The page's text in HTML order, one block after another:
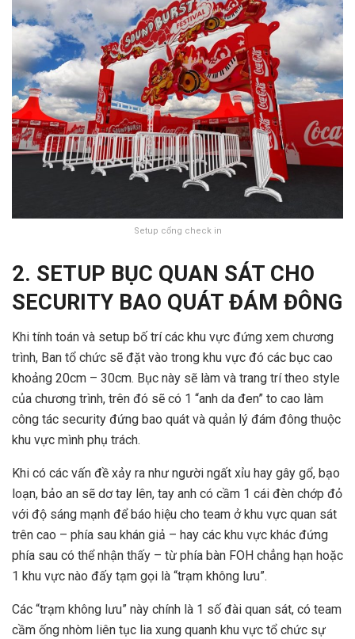
Setup cổng check in
2. SETUP BỤC QUAN SÁT CHO
SECURITY BAO QUÁT ĐÁM ĐÔNG
Khi tính toán và setup bố trí các khu vực đứng xem chương
trình, Ban tổ chức sẽ đặt vào trong khu vực đó các bục cao
khoảng 20cm – 30cm. Bục này sẽ làm và trang trí theo style
của chương trình, trên đó sẽ có 1 “anh da đen” to cao làm
công tác security đứng bao quát và quản lý đám đông thuộc
khu vực mình phụ trách.
Khi có các vấn đề xảy ra như người ngất xỉu hay gây gổ, bạo
loạn, bảo an sẽ dơ tay lên, tay anh có cầm 1 cái đèn chớp đỏ
với độ sáng mạnh để báo hiệu cho team ở khu vực quan sát
trên cao – phía sau khán giả – hay các khu vực khác đứng
phía sau có thể nhận thấy – từ phía bàn FOH chẳng hạn hoặc
1 khu vực nào đấy tạm gọi là “trạm không lưu”.
Các “trạm không lưu” này chính là 1 số đài quan sát, có team
cầm ống nhòm liên tục lia xung quanh khu vực tổ chức sự